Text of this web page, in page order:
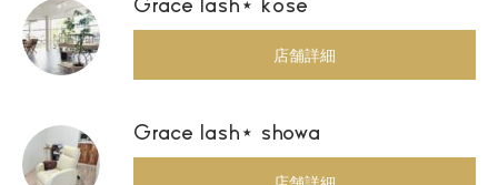
Grace lash⋆ kose
店舗詳細
Grace lash⋆ showa